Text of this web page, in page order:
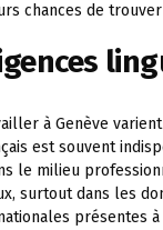
chances de
à Genève
est souvent
le milieu
surtout dans les
présentes